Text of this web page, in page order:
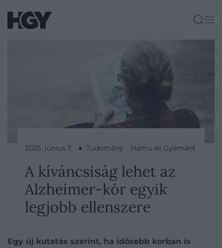
2025. június 7. ● Tudomány Hamu és Gyémánt
A kíváncsiság lehet az
Alzheimer-kór egyik
legjobb ellenszere
Egy új kutatás szerint, ha idősebb korban is